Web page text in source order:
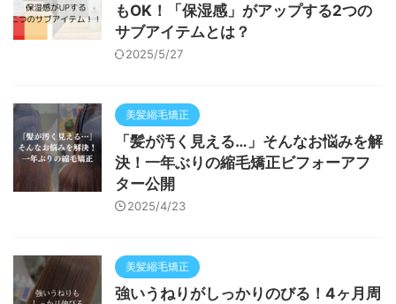
もOK！「保湿感」がアップする2つの
サブアイテムとは？
2025/5/27
美髪縮毛矯正
「髪が汚く見える…」そんなお悩みを解
決！一年ぶりの縮毛矯正ビフォーアフ
ター公開
2025/4/23
美髪縮毛矯正
強いうねりがしっかりのびる！4ヶ月周